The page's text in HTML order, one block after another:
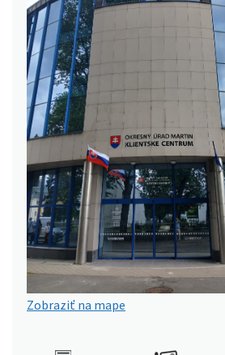
Zobraziť na mape